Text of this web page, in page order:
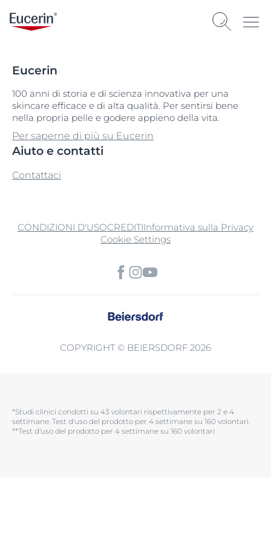
Eucerin
100 anni di storia e di scienza innovativa per una
skincare efficace e di alta qualità. Per sentirsi bene
nella propria pelle e godere appieno della vita.
Per saperne di più su Eucerin
Aiuto e contatti
Contattaci
CONDIZIONI D'USOCREDITIInformativa sulla Privacy
Cookie Settings
COPYRIGHT © BEIERSDORF 2026
*Studi clinici condotti su 43 volontari rispettivamente per 2 e 4
settimane. Test d'uso del prodotto per 4 settimane su 160 volontari.​